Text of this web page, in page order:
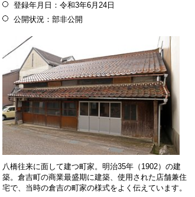
登録年月日：令和3年6月24日
公開状況：部非公開
八橋往来に面して建つ町家。明治35年（1902）の建
築。倉吉町の商業最盛期に建築、使用された店舗兼住
宅で、当時の倉吉の町家の様式をよく伝えています。